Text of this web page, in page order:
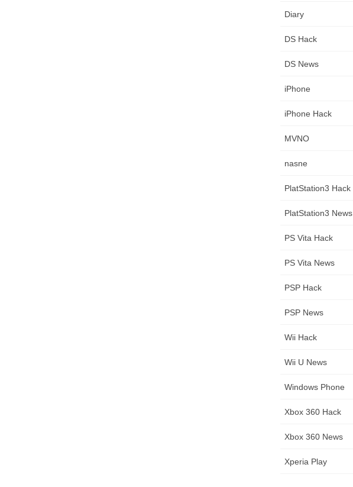
Diary
DS Hack
DS News
iPhone
iPhone Hack
MVNO
nasne
PlatStation3 Hack
PlatStation3 News
PS Vita Hack
PS Vita News
PSP Hack
PSP News
Wii Hack
Wii U News
Windows Phone
Xbox 360 Hack
Xbox 360 News
Xperia Play